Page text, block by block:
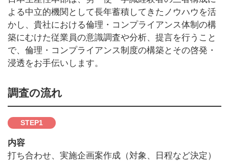
よる中立的機関として長年蓄積してきたノウハウを活
かし、貴社における倫理・コンプライアンス体制の構
築にむけた従業員の意識調査や分析、提言を行うこと
で、倫理・コンプライアンス制度の構築とその啓発・
浸透をお手伝いします。
調査の流れ
STEP1
内容
打ち合わせ、実施企画案作成（対象、日程など決定）